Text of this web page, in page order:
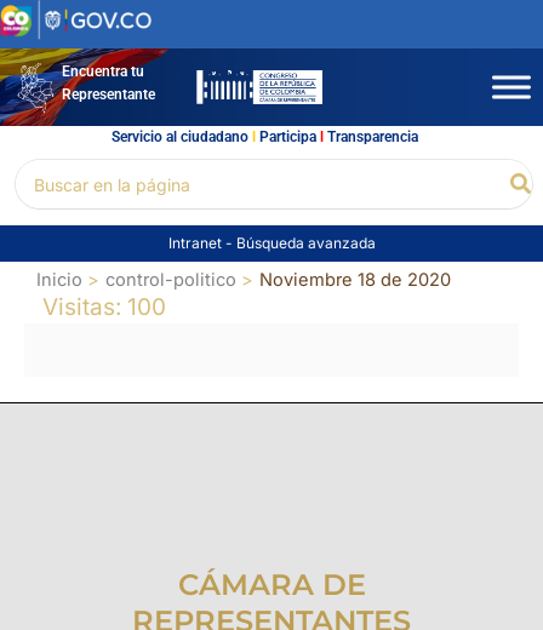
Ir
al
contenidoEncuentra tu
Representante
Servicio al ciudadano l Participal Transparencia
por:
Intranet - Búsqueda avanzada
Inicio control-politico Noviembre 18 de 2020
Visitas: 100
CÁMARA DE
REPRESENTANTES